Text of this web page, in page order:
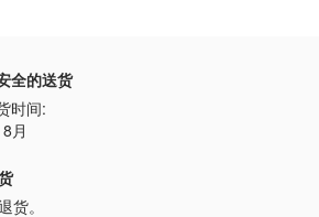
全的送货
时间:
月
货。